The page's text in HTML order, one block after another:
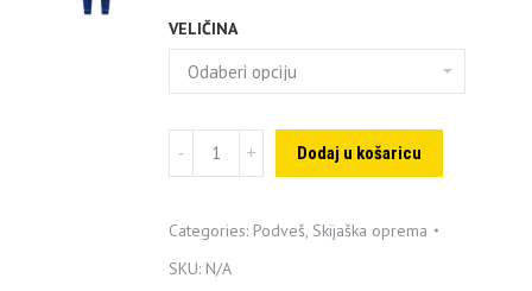
VELIČINA
set
podveš
tamnoplavi
Dodaj u košaricu
Categories: Podveš, Skijaška oprema
SKU: N/A